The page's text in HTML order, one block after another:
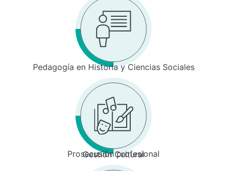
Pedagogía en Historia y Ciencias Sociales
Prosecusión profesional
Gestión Cultural